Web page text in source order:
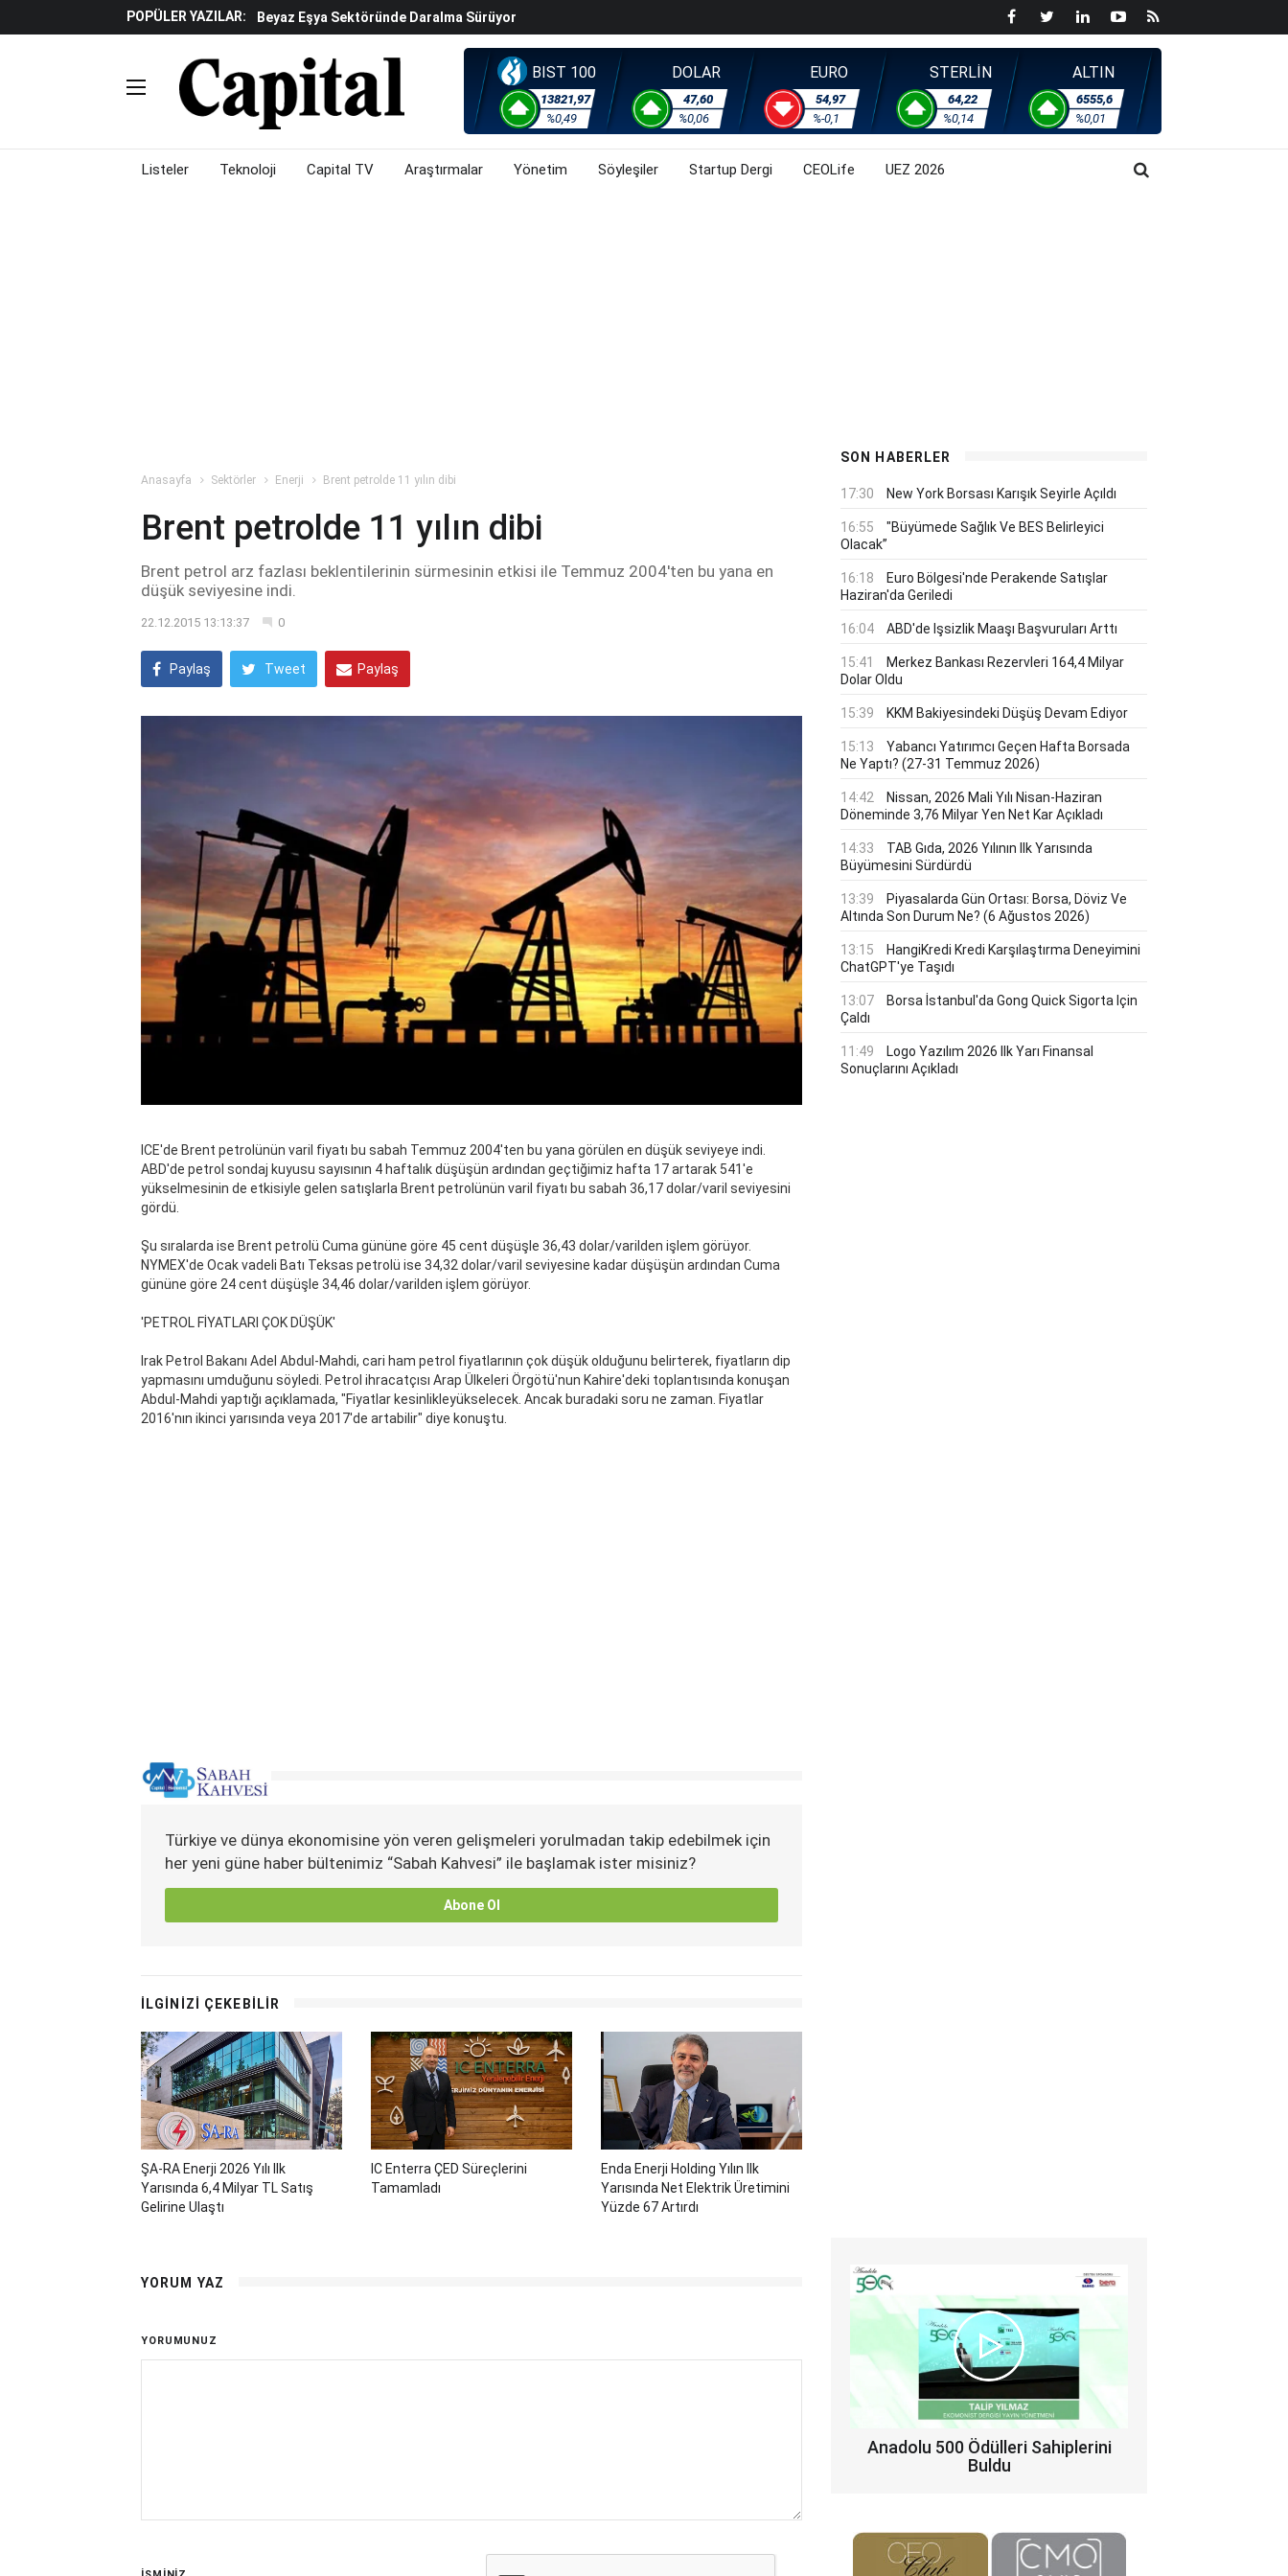
POPÜLER YAZILAR:
Beyaz Eşya Sektöründe Daralma Sürüyor
Döviz Ve Altın Güne Nasıl Başladı? (31 Temmuz 2026)
Küresel Piyasalarda Teknoloji Rallisi Risk Iştahını Artırdı
Piyasalarda Gün Ortası: Borsa, Döviz Ve Altında Son Durum Ne? (31 Temmuz 2026)
BIST 100
13821,97
%0,49
DOLAR
47,60
%0,06
EURO
54,97
%-0,1
STERLİN
64,22
%0,14
ALTIN
6555,6
%0,01
Listeler Teknoloji Capital TV Araştırmalar Yönetim Söyleşiler Startup Dergi CEOLife UEZ 2026
Anasayfa Sektörler Enerji Brent petrolde 11 yılın dibi
Brent petrolde 11 yılın dibi
Brent petrol arz fazlası beklentilerinin sürmesinin etkisi ile Temmuz 2004'ten bu yana en
düşük seviyesine indi.
22.12.2015 13:13:37 0
Paylaş Tweet Paylaş
ICE'de Brent petrolünün varil fiyatı bu sabah Temmuz 2004'ten bu yana görülen en düşük seviyeye indi.
ABD'de petrol sondaj kuyusu sayısının 4 haftalık düşüşün ardından geçtiğimiz hafta 17 artarak 541'e
yükselmesinin de etkisiyle gelen satışlarla Brent petrolünün varil fiyatı bu sabah 36,17 dolar/varil seviyesini
gördü.
Şu sıralarda ise Brent petrolü Cuma gününe göre 45 cent düşüşle 36,43 dolar/varilden işlem görüyor.
NYMEX'de Ocak vadeli Batı Teksas petrolü ise 34,32 dolar/varil seviyesine kadar düşüşün ardından Cuma
gününe göre 24 cent düşüşle 34,46 dolar/varilden işlem görüyor.
'PETROL FİYATLARI ÇOK DÜŞÜK'
Irak Petrol Bakanı Adel Abdul-Mahdi, cari ham petrol fiyatlarının çok düşük olduğunu belirterek, fiyatların dip
yapmasını umduğunu söyledi. Petrol ihracatçısı Arap Ülkeleri Örgötü'nun Kahire'deki toplantısında konuşan
Abdul-Mahdi yaptığı açıklamada, "Fiyatlar kesinlikleyükselecek. Ancak buradaki soru ne zaman. Fiyatlar
2016'nın ikinci yarısında veya 2017'de artabilir" diye konuştu.
Türkiye ve dünya ekonomisine yön veren gelişmeleri yorulmadan takip edebilmek için
her yeni güne haber bültenimiz “Sabah Kahvesi” ile başlamak ister misiniz?
Abone Ol
İLGİNİZİ ÇEKEBİLİR
ŞA-RA Enerji 2026 Yılı Ilk
Yarısında 6,4 Milyar TL Satış
Gelirine Ulaştı
IC Enterra ÇED Süreçlerini
Tamamladı
Enda Enerji Holding Yılın Ilk
Yarısında Net Elektrik Üretimini
Yüzde 67 Artırdı
YORUM YAZ
YORUMUNUZ
SON HABERLER
17:30 New York Borsası Karışık Seyirle Açıldı
16:55
"Büyümede Sağlık Ve BES Belirleyici
Olacak”
16:18
Euro Bölgesi'nde Perakende Satışlar
Haziran'da Geriledi
16:04 ABD'de Işsizlik Maaşı Başvuruları Arttı
15:41
Merkez Bankası Rezervleri 164,4 Milyar
Dolar Oldu
15:39 KKM Bakiyesindeki Düşüş Devam Ediyor
15:13
Yabancı Yatırımcı Geçen Hafta Borsada
Ne Yaptı? (27-31 Temmuz 2026)
14:42
Nissan, 2026 Mali Yılı Nisan-Haziran
Döneminde 3,76 Milyar Yen Net Kar Açıkladı
14:33
TAB Gıda, 2026 Yılının Ilk Yarısında
Büyümesini Sürdürdü
13:39
Piyasalarda Gün Ortası: Borsa, Döviz Ve
Altında Son Durum Ne? (6 Ağustos 2026)
13:15
HangiKredi Kredi Karşılaştırma Deneyimini
ChatGPT'ye Taşıdı
13:07
Borsa İstanbul'da Gong Quick Sigorta Için
Çaldı
11:49
Logo Yazılım 2026 Ilk Yarı Finansal
Sonuçlarını Açıkladı
Anadolu 500 Ödülleri Sahiplerini
Buldu